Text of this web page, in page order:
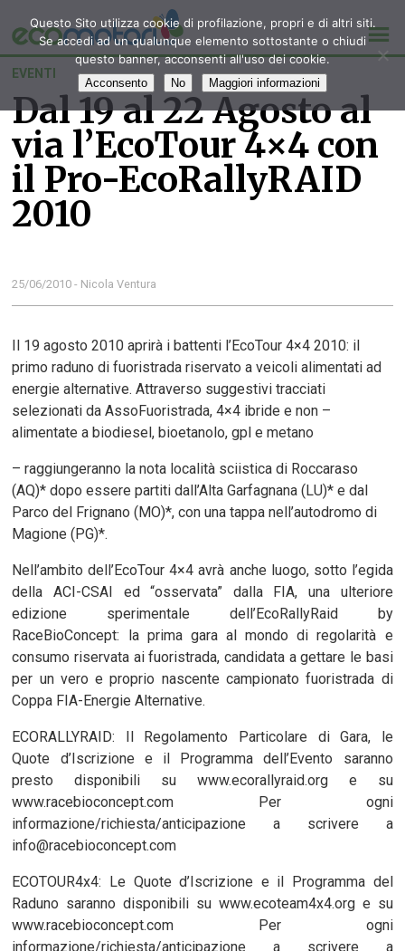
EVENTI
Dal 19 al 22 Agosto al
via l’EcoTour 4×4 con
il Pro-EcoRallyRAID
2010
25/06/2010 - Nicola Ventura
Il 19 agosto 2010 aprirà i battenti l’EcoTour 4×4 2010: il
primo raduno di fuoristrada riservato a veicoli alimentati ad
energie alternative. Attraverso suggestivi tracciati
selezionati da AssoFuoristrada, 4×4 ibride e non –
alimentate a biodiesel, bioetanolo, gpl e metano
– raggiungeranno la nota località sciistica di Roccaraso
(AQ)* dopo essere partiti dall’Alta Garfagnana (LU)* e dal
Parco del Frignano (MO)*, con una tappa nell’autodromo di
Magione (PG)*.
Nell’ambito dell’EcoTour 4×4 avrà anche luogo, sotto l’egida
della ACI-CSAI ed “osservata” dalla FIA, una ulteriore
edizione sperimentale dell’EcoRallyRaid by
RaceBioConcept: la prima gara al mondo di regolarità e
consumo riservata ai fuoristrada, candidata a gettare le basi
per un vero e proprio nascente campionato fuoristrada di
Coppa FIA-Energie Alternative.
ECORALLYRAID: Il Regolamento Particolare di Gara, le
Quote d’Iscrizione e il Programma dell’Evento saranno
presto disponibili su www.ecorallyraid.org e su
www.racebioconcept.com Per ogni
informazione/richiesta/anticipazione a scrivere a
info@racebioconcept.com
ECOTOUR4x4: Le Quote d’Iscrizione e il Programma del
Raduno saranno disponibili su www.ecoteam4x4.org e su
www.racebioconcept.com Per ogni
informazione/richiesta/anticipazione a scrivere a
Questo Sito utilizza cookie di profilazione, propri e di altri siti.
Se accedi ad un qualunque elemento sottostante o chiudi
questo banner, acconsenti all'uso dei cookie.
Acconsento No Maggiori informazioni